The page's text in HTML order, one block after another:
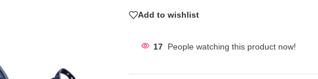
Add to wishlist
17 People watching this product now!